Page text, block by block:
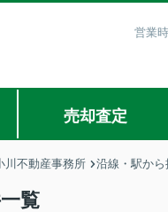
営業
売却査定
川不動産事務所 沿線・駅から
覧